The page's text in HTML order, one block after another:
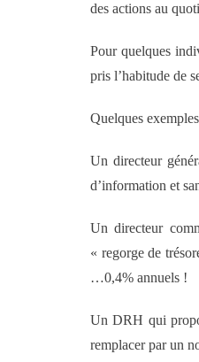
des actions au
Pour quelques
pris l’habitude de
Quelques
Un directeur
d’information et
Un directeur
« regorge de
…0,4% annuels !
Un DRH qui
remplacer par un